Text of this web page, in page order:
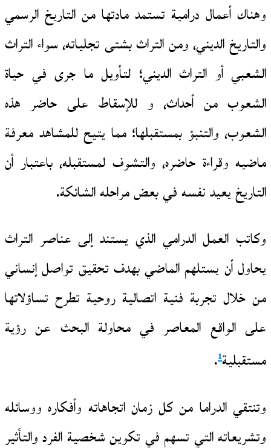
وهناك أعمال درامية تستمد مادتها من التاريخ الرسمي
والتاريخ الديني، ومن التراث بشتى تجلياته، سواء التراث
الشعبي أو التراث الديني؛ لتأويل ما جرى في حياة
الشعوب من أحداث، و للإسقاط على حاضر هذه
الشعوب، والتنبؤ بمستقبلها؛ مما يتيح للمشاهد معرفة
ماضيه وقراءة حاضره، والتشوف لمستقبله، باعتبار أن
التاريخ يعيد نفسه في بعض مراحله الشائكة.
وكاتب العمل الدرامي الذي يستند إلى عناصر التراث
يحاول أن يستلهم الماضي بهدف تحقيق تواصل إنساني
من خلال تجربة فنية اتصالية روحية تطرح تساؤلاتها
على الواقع المعاصر في محاولة البحث عن رؤية
مستقبلية1
.
وتنتقي الدراما من كل زمان اتجاهاته وأفكاره ووسائله
وتشريعاته التي تسهم في تكوين شخصية الفرد والتأثير